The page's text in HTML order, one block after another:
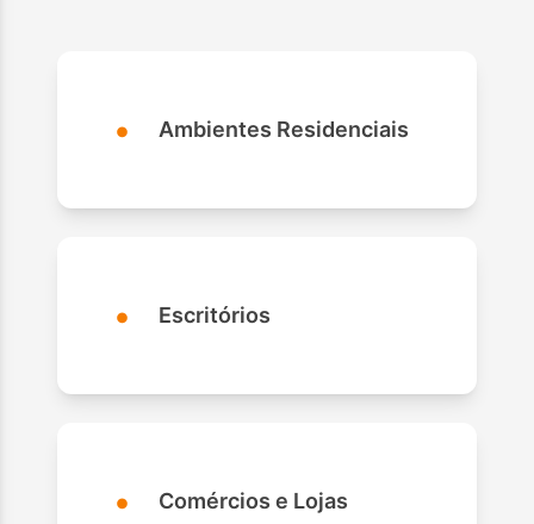
• Ambientes Residenciais
• Escritórios
• Comércios e Lojas